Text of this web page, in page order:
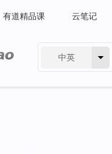
有道精品课 云笔记
中英